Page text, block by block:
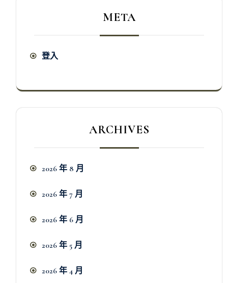
META
登入
ARCHIVES
2026 年 8 月
2026 年 7 月
2026 年 6 月
2026 年 5 月
2026 年 4 月